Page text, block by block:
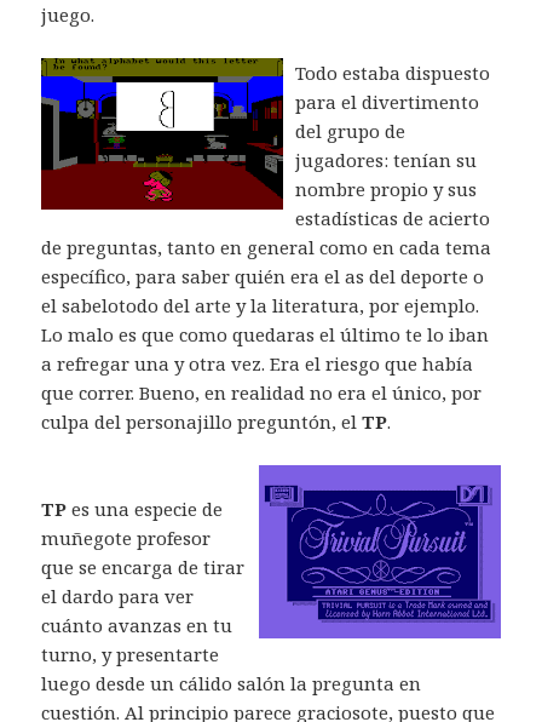
juego.
Todo estaba dispuesto
para el divertimento
del grupo de
jugadores: tenían su
nombre propio y sus
estadísticas de acierto
de preguntas, tanto en general como en cada tema
específico, para saber quién era el as del deporte o
el sabelotodo del arte y la literatura, por ejemplo.
Lo malo es que como quedaras el último te lo iban
a refregar una y otra vez. Era el riesgo que había
que correr. Bueno, en realidad no era el único, por
culpa del personajillo preguntón, elTP.
TP es una especie de
muñegote profesor
que se encarga de tirar
el dardo para ver
cuánto avanzas en tu
turno, y presentarte
luego desde un cálido salón la pregunta en
cuestión. Al principio parece graciosote, puesto que